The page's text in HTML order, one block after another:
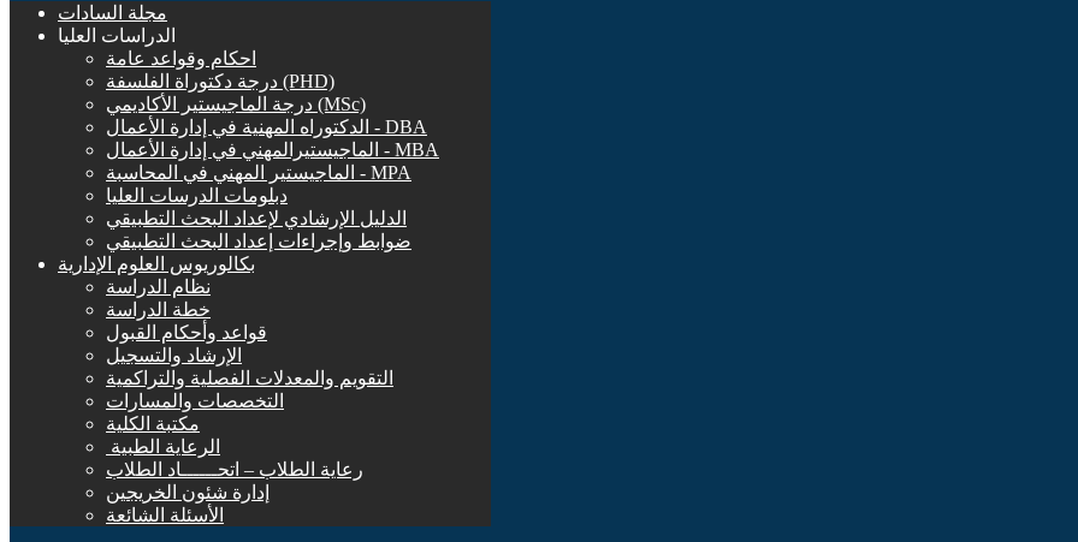
مجلة السادات
الدراسات العليا
احكام وقواعد عامة
درجة دكتوراة الفلسفة (PHD)
درجة الماجيستير الأكاديمي (MSc)
الدكتوراه المهنية في إدارة الأعمال - DBA
الماجيستيرالمهني في إدارة الأعمال - MBA
الماجيستير المهني في المحاسبة - MPA
دبلومات الدرسات العليا
الدليل الإرشادي لإعداد البحث التطبيقي
ضوابط وإجراءات إعداد البحث التطبيقي
بكالوريوس العلوم الإدارية
نظام الدراسة
خطة الدراسة
قواعد وأحكام القبول
الإرشاد والتسجيل
التقويم والمعدلات الفصلية والتراكمية
التخصصات والمسارات
مكتبة الكلية
الرعاية الطبية ‏
رعاية الطلاب – اتحــــــاد الطلاب
إدارة شئون الخريجين
الأسئلة الشائعة